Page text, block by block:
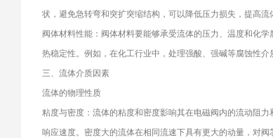
状，避免急转弯和突扩突缩结构，可以降低压力损失，提高流
阀体材料性能：阀体材料要能够承受流体的压力、温度和化
热稳定性。例如，在化工行业中，处理强酸、强碱等腐蚀性介
三、流体介质因素
流体的物理性质
粘度与密度：流体的粘度和密度影响其在电磁阀内的流动阻
响应速度。密度大的流体在相同流速下具有更大的动量，对阀